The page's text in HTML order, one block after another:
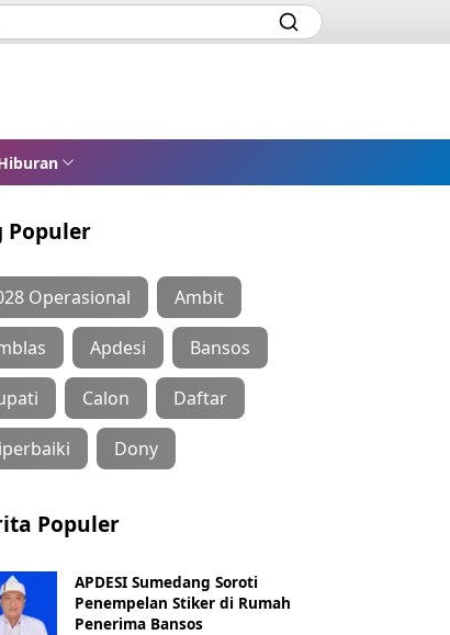
Populer
Operasional Ambit
Apdesi Bansos
Calon Daftar
Dony
Populer
APDESI Sumedang Soroti
Penempelan Stiker di Rumah
Penerima Bansos